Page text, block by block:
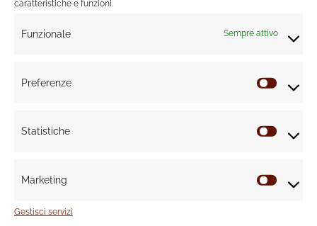
caratteristiche e funzioni.
Funzionale Sempre attivo
Preferenze
Statistiche
Marketing
Gestisci servizi
essenze di cuore rosa rossa e cassis e le essenze di
candela dalla
allo stesso
delle cose che ami. Il
e imetalli
rossa, lampone, chiodi di garofano come essenze di
essenze di cuore e sandalo, vaniglia e legno di cedro